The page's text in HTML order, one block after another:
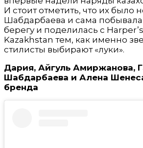
И стоит отметить, что их было
Шабдарбаева и сама
берегу и поделилась с
Kazakhstan тем, как именно
стилисты выбирают «луки».
Дария, Айгуль Амиржанова,
Шабдарбаева и Алена
бренда